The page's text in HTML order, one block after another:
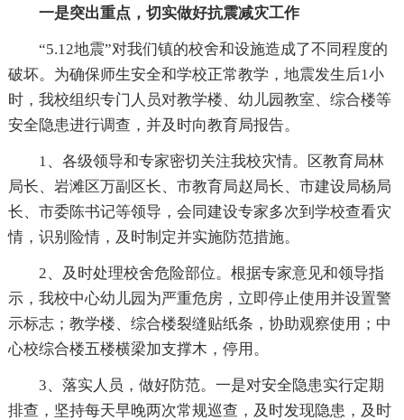
一是突出重点，切实做好抗震减灾工作
“5.12地震”对我们镇的校舍和设施造成了不同程度的
破坏。为确保师生安全和学校正常教学，地震发生后1小
时，我校组织专门人员对教学楼、幼儿园教室、综合楼等
安全隐患进行调查，并及时向教育局报告。
1、各级领导和专家密切关注我校灾情。区教育局林
局长、岩滩区万副区长、市教育局赵局长、市建设局杨局
长、市委陈书记等领导，会同建设专家多次到学校查看灾
情，识别险情，及时制定并实施防范措施。
2、及时处理校舍危险部位。根据专家意见和领导指
示，我校中心幼儿园为严重危房，立即停止使用并设置警
示标志；教学楼、综合楼裂缝贴纸条，协助观察使用；中
心校综合楼五楼横梁加支撑木，停用。
3、落实人员，做好防范。一是对安全隐患实行定期
排查，坚持每天早晚两次常规巡查，及时发现隐患，及时